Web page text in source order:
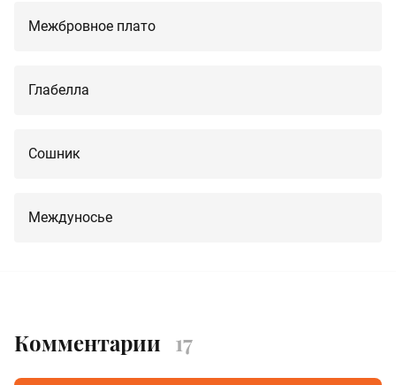
Межбровное плато
Глабелла
Сошник
Междуносье
Комментарии 17